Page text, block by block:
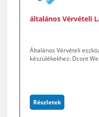
általános Vérvételi
Általános Vérvételi
készülékekhez: Dcont
Részletek